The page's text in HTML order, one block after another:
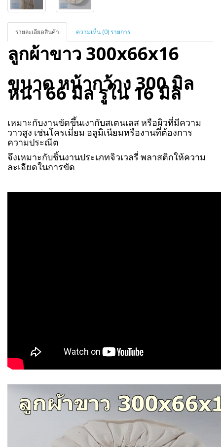
รายละเอียดสินค้า ความเห็น (0) รายการ
ลูกผ้าขาว 300x66x16
ขนาด หน้ากว้าง 300 มิล
หนา 66 มิล รูใน 16 มิล
เหมาะกับงานขัดขึ้นเงากับสเตนเลส หรือผิวที่มีความ
วาวสูง เช่นโครเมี่ยม อลูมิเนียมหรืองานทึ่ต้องการ
ความประณีต
จึงเหมาะกับชิ้นงานประเภทจิวเวลรี่ พลาสติกให้ความ
ละเอียดในการขัด